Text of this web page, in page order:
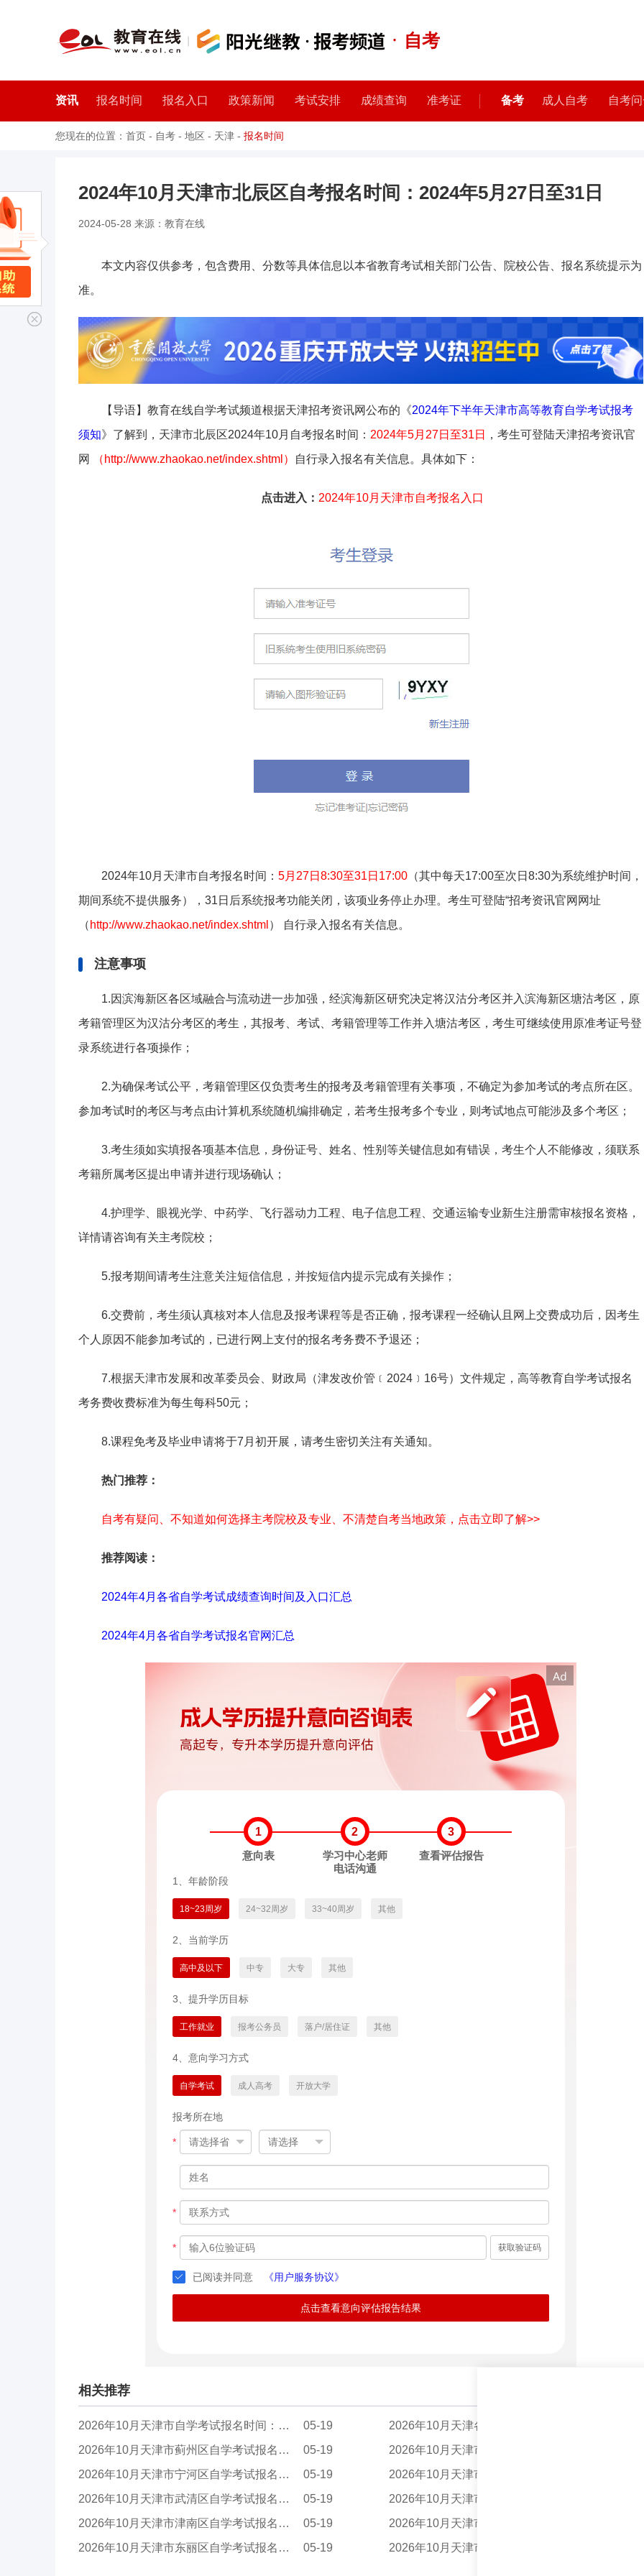
· 自考
资讯 报名时间 报名入口 政策新闻 考试安排 成绩查询 准考证 备考 成人自考 自考
您现在的位置： 首页 - 自考 - 地区 - 天津 - 报名时间
2024年10月天津市北辰区自考报名时间：2024年5月27日至31日
2024-05-28 来源：教育在线
本文内容仅供参考，包含费用、分数等具体信息以本省教育考试相关部门公告、院校公告、报名系统提示为
准。
【导语】教育在线自学考试频道根据天津招考资讯网公布的《2024年下半年天津市高等教育自学考试报考
须知》了解到， 天津市北辰区2024年10月自考报名时间： 2024年5月27日至31日
，考生可登陆天津招考资讯官
网
（http://www.zhaokao.net/index.shtml） 自行录入报名有关信息。具体如下：
点击进入： 2024年10月天津市自考报名入口
2024年10月天津市自考报名时间： 5月27日8:30至31日17:00 （其中每天17:00至次日8:30为系统维护时间，
期间系统不提供服务），31日后系统报考功能关闭，该项业务停止办理。考生可登陆“招考资讯官网网址
（ http://www.zhaokao.net/index.shtml ） 自行录入报名有关信息。
注意事项
1.因滨海新区各区域融合与流动进一步加强，经滨海新区研究决定将汉沽分考区并入滨海新区塘沽考区，原
考籍管理区为汉沽分考区的考生，其报考、考试、考籍管理等工作并入塘沽考区，考生可继续使用原准考证号登
录系统进行各项操作；
2.为确保考试公平，考籍管理区仅负责考生的报考及考籍管理有关事项，不确定为参加考试的考点所在区。
参加考试时的考区与考点由计算机系统随机编排确定，若考生报考多个专业，则考试地点可能涉及多个考区；
3.考生须如实填报各项基本信息，身份证号、姓名、性别等关键信息如有错误，考生个人不能修改，须联系
考籍所属考区提出申请并进行现场确认；
4.护理学、眼视光学、中药学、飞行器动力工程、电子信息工程、交通运输专业新生注册需审核报名资格，
详情请咨询有关主考院校；
5.报考期间请考生注意关注短信信息，并按短信内提示完成有关操作；
6.交费前，考生须认真核对本人信息及报考课程等是否正确，报考课程一经确认且网上交费成功后，因考生
个人原因不能参加考试的，已进行网上支付的报名考务费不予退还；
7.根据天津市发展和改革委员会、财政局（津发改价管﹝2024﹞16号）文件规定，高等教育自学考试报名
考务费收费标准为每生每科50元；
8.课程免考及毕业申请将于7月初开展，请考生密切关注有关通知。
热门推荐：
自考有疑问、不知道如何选择主考院校及专业、不清楚自考当地政策，点击立即了解>>
推荐阅读：
2024年4月各省自学考试成绩查询时间及入口汇总
2024年4月各省自学考试报名官网汇总
1
意向表
2
学习中心老师
电话沟通
3
查看评估报告
1、年龄阶段
18~23周岁 24~32周岁 33~40周岁 其他
2、当前学历
高中及以下 中专 大专 其他
3、提升学历目标
工作就业 报考公务员 落户/居住证 其他
4、意向学习方式
自学考试 成人高考 开放大学
报考所在地
*
*
* 获取验证码
已阅读并同意 《用户服务协议》
点击查看意向评估报告结果
相关推荐
05-19
2026年10月天津市自学考试报名时间：5月25日至2...
2026年10月天津各市辖区自学考试报名时间及入口...
05-19
2026年10月天津市蓟州区自学考试报名时间：5月2...
2026年10月天津市静海区自学考试报名时间：5月2...
05-19
2026年10月天津市宁河区自学考试报名时间：5月2...
2026年10月天津市宝坻区自学考试报名时间：5月2...
05-19
2026年10月天津市武清区自学考试报名时间：5月2...
2026年10月天津市北辰区自学考试报名时间：5月2...
05-19
2026年10月天津市津南区自学考试报名时间：5月2...
2026年10月天津市西青区自学考试报名时间：5月2...
05-19
2026年10月天津市东丽区自学考试报名时间：5月2... 2026年10月天津市滨海新区自学考试报名时间：5...